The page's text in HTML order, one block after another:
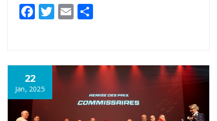
Facebook
Twitter
Email
22
Jan, 2025